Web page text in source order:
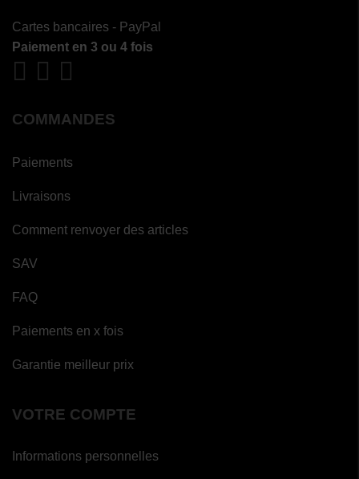
Cartes bancaires - PayPal
Paiement en 3 ou 4 fois
COMMANDES
Paiements
Livraisons
Comment renvoyer des articles
SAV
FAQ
Paiements en x fois
Garantie meilleur prix
VOTRE COMPTE
Informations personnelles